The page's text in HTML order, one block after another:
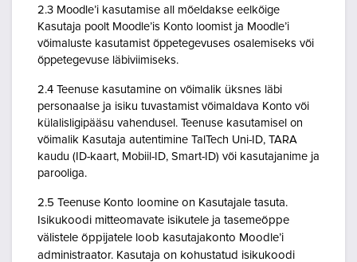
2.3 Moodle’i kasutamise all mõeldakse eelkõige
Kasutaja poolt Moodle’is Konto loomist ja Moodle’i
võimaluste kasutamist õppetegevuses osalemiseks või
õppetegevuse läbiviimiseks.
2.4 Teenuse kasutamine on võimalik üksnes läbi
personaalse ja isiku tuvastamist võimaldava Konto või
külalisligipääsu vahendusel. Teenuse kasutamisel on
võimalik Kasutaja autentimine TalTech Uni-ID, TARA
kaudu (ID-kaart, Mobiil-ID, Smart-ID) või kasutajanime ja
parooliga.
2.5 Teenuse Konto loomine on Kasutajale tasuta.
Isikukoodi mitteomavate isikutele ja tasemeõppe
välistele õppijatele loob kasutajakonto Moodle’i
administraator. Kasutaja on kohustatud isikukoodi